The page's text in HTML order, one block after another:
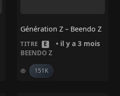
Génération Z – Beendo Z
TITRE E • il y a 3 mois
BEENDO Z
151K